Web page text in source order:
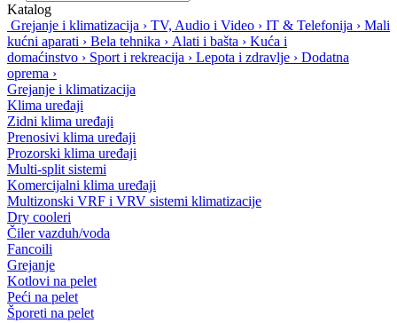
Katalog
Grejanje i klimatizacija › TV, Audio i Video › IT & Telefonija › Mali
kućni aparati › Bela tehnika › Alati i bašta › Kuća i
domaćinstvo › Sport i rekreacija › Lepota i zdravlje › Dodatna
oprema ›
Grejanje i klimatizacija
Klima uređaji
Zidni klima uređaji
Prenosivi klima uređaji
Prozorski klima uređaji
Multi-split sistemi
Komercijalni klima uređaji
Multizonski VRF i VRV sistemi klimatizacije
Dry cooleri
Čiler vazduh/voda
Fancoili
Grejanje
Kotlovi na pelet
Peći na pelet
Šporeti na pelet